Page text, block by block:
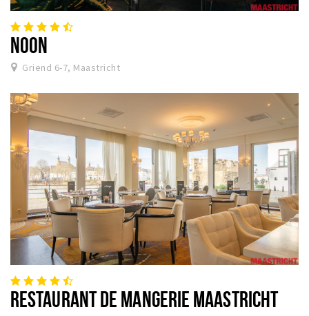
NOON
Griend 6-7, Maastricht
RESTAURANT DE MANGERIE MAASTRICHT